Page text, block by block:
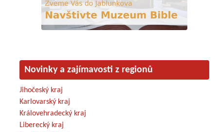
Novinky a zajímavosti z regionů
Jihočeský kraj
Karlovarský kraj
Královehradecký kraj
Liberecký kraj